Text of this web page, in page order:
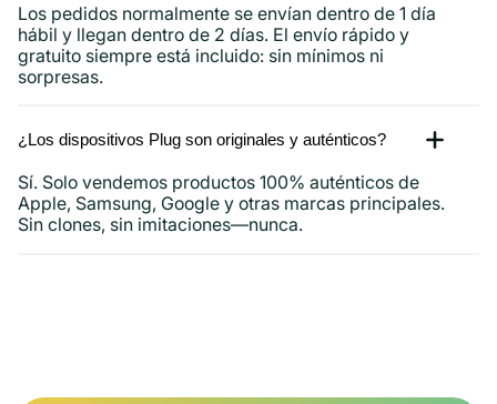
Los pedidos normalmente se envían dentro de 1 día
hábil y llegan dentro de 2 días. El envío rápido y
gratuito siempre está incluido: sin mínimos ni
sorpresas.
¿Los dispositivos Plug son originales y auténticos?
Sí. Solo vendemos productos 100% auténticos de
Apple, Samsung, Google y otras marcas principales.
Sin clones, sin imitaciones—nunca.